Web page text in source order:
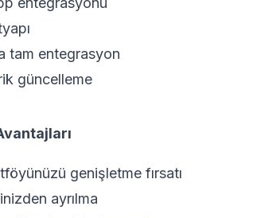
tam entegrasyon
güncelleme
genişletme fırsatı
ayrılma